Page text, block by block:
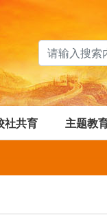
社共育 主题教